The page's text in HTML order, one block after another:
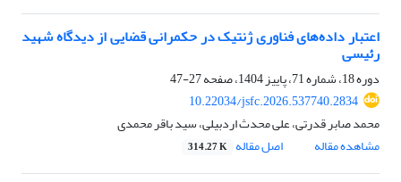
اعتبار داده‌های فناوری ژنتیک در حکمرانی قضایی از دیدگاه شهید
رئیسی
دوره 18، شماره 71، پاییز 1404، صفحه
27-47
10.22034/jsfc.2026.537740.2834
محمد صابر قدرتی، علی محدث اردبیلی، سید باقر محمدی
مشاهده مقاله
اصل مقاله 314.27 K